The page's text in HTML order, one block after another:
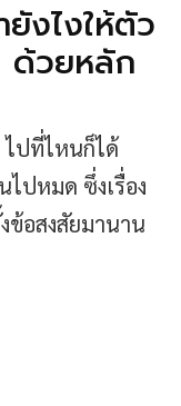
ยังไงให้ตัว
ด้วยหลัก
ไปที่ไหนก็ได้
ปหมด ซึ่งเรื่อง
อสงสัยมานาน